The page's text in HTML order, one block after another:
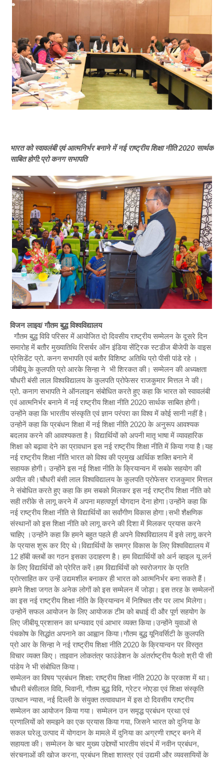
भारत को स्वावलंबी एवं आत्मनिर्भर बनाने में नई राष्ट्रीय शिक्षा नीति 2020 सार्थक
साबित होगी:प्रो कनग सभापति
विजन लाइव/ गौतम बुद्ध विश्वविद्यालय
गौतम बुद्ध विवि परिसर में आयोजित दो दिवसीय राष्ट्रीय सम्मेलन के दूसरे दिन
समारोह में बतौर मुख्यातिथि रिसर्चर ऑन इंडिया सेंट्रिक स्टडीज बीजेपी के वाइस
प्रेसिडेंट प्रो. कनग सभापति एवं बतौर विशिष्ट अतिथि प्रो पीसी पांडे रहे ।
जीबीयू के कुलपति प्रो आरके सिन्हा ने भी शिरकत की। सम्मेलन की अध्यक्षता
चौधरी बंसी लाल विश्वविद्यालय के कुलपति प्रोफेसर राजकुमार मित्तल ने की।
प्रो. कनाग सभापति ने ऑनलाइन संबोधित करते हुए कहा कि भारत को स्वावलंबी
एवं आत्मनिर्भर बनाने में नई राष्ट्रीय शिक्षा नीति 2020 सार्थक साबित होगी।
उन्होंने कहा कि भारतीय संस्कृति एवं ज्ञान परंपरा का विश्व में कोई सानी नहीं है।
उन्होनें कहा कि प्रबंधन शिक्षा में नई शिक्षा नीति 2020 के अनुरूप आवश्यक
बदलाव करने की आवश्यकता है। विद्यार्थियों को अपनी मातृ भाषा में व्यावहारिक
शिक्षा को बढ़ावा देने का प्रावधान इस नई राष्ट्रीय शिक्षा नीति में किया गया है।यह
नई राष्ट्रीय शिक्षा नीति भारत को विश्व की प्रमुख आर्थिक शक्ति बनाने में
सहायक होगी। उन्होंने इस नई शिक्षा नीति के क्रियान्वन में सबके सहयोग की
अपील की।चौधरी बंसी लाल विश्वविद्यालय के कुलपति प्रोफेसर राजकुमार मित्तल
ने संबोधित करते हुए कहा कि हम सबको मिलकर इस नई राष्ट्रीय शिक्षा नीति को
सही तरीके से लागू करने में अपना महत्वपूर्ण योगदान देना होगा।उन्होंने कहा कि
नई राष्ट्रीय शिक्षा नीति से विद्यार्थियों का सर्वांगीण विकास होगा।सभी शैक्षणिक
संस्थानों को इस शिक्षा नीति को लागू करने की दिशा में मिलकर प्रयास करने
चाहिए ।उन्होंने कहा कि हमने बहुत पहले ही अपने विश्वविद्यालय में इसे लागू करने
के प्रयास शुरू कर दिए थे।विद्यार्थियों के समग्र विकास के लिए विश्वविद्यालय में
12 हॉबी क्लबों का गठन इसका उदाहरण है। हम विद्यार्थियों को अर्न व्हाइल यू लर्न
के लिए विद्यार्थियों को प्रेरित करें।हम विद्यार्थियों को स्वरोजगार के प्रति
प्रोत्साहित कर उन्हें उद्यमशील बनाकर ही भारत को आत्मनिर्भर बना सकते हैं।
हमने शिक्षा जगत के अनेक लोगों को इस सम्मेलन में जोड़ा। इस तरह के सम्मेलनों
का इस नई राष्ट्रीय शिक्षा नीति के क्रियान्वन में निश्चित तौर पर लाभ मिलेगा।
उन्होनें सफल आयोजन के लिए आयोजक टीम को बधाई दी और पूर्ण सहयोग के
लिए जीबीयू प्रशासन का धन्यवाद एवं आभार व्यक्त किया।उन्होंने युवाओं से
पंचकोष के सिद्धांत अपनाने का आह्वान किया।गौतम बुद्ध यूनिवर्सिटी के कुलपति
प्रो आर के सिन्हा ने नई राष्ट्रीय शिक्षा नीति 2020 के क्रियान्वन पर विस्तृत
विचार व्यक्त किए। ताइवान लोकतंत्र फाउंडेशन के अंतर्राष्ट्रीय फैलो श्री पी सी
पांडेय ने भी संबोधित किया।
सम्मेलन का विषय ‘प्रबंधन शिक्षा: राष्ट्रीय शिक्षा नीति 2020 के प्रकाश में था।
चौधरी बंसीलाल विवि, भिवानी, गौतम बुद्ध विवि, ग्रेटर नोएडा एवं शिक्षा संस्कृति
उत्थान न्यास, नई दिल्ली के संयुक्त तत्वावधान में इस दो दिवसीय राष्ट्रीय
सम्मेलन का आयोजन किया गया। सम्मेलन उन समृद्ध प्रबंधन प्रथा एवं
प्रणालियों को समझने का एक प्रयास किया गया, जिसने भारत को दुनिया के
सकल घरेलू उत्पाद में योगदान के मामले में दुनिया का अग्रणी राष्ट्र बनने में
सहायता की। सम्मेलन के चार मुख्य उद्देश्यों भारतीय संदर्भ में नवीन प्रबंधन,
संरचनाओं की खोज करना, प्रबंधन शिक्षा शास्त्र एवं उद्यमी और व्यवसायियों के